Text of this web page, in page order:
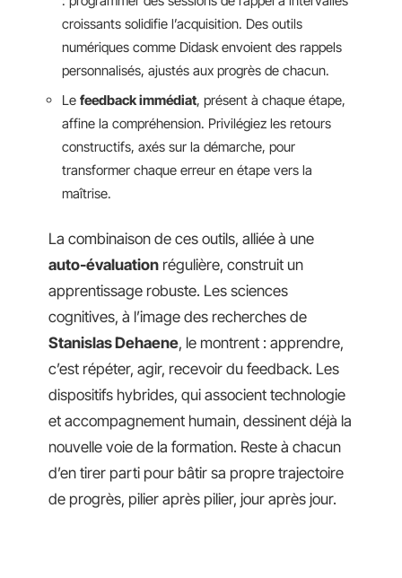
croissants solidifie l’acquisition. Des outils
numériques comme Didask envoient des rappels
personnalisés, ajustés aux progrès de chacun.
Le feedback immédiat, présent à chaque étape,
affine la compréhension. Privilégiez les retours
constructifs, axés sur la démarche, pour
transformer chaque erreur en étape vers la
maîtrise.
La combinaison de ces outils, alliée à une
auto-évaluation régulière, construit un
apprentissage robuste. Les sciences
cognitives, à l’image des recherches de
Stanislas Dehaene, le montrent : apprendre,
c’est répéter, agir, recevoir du feedback. Les
dispositifs hybrides, qui associent technologie
et accompagnement humain, dessinent déjà la
nouvelle voie de la formation. Reste à chacun
d’en tirer parti pour bâtir sa propre trajectoire
de progrès, pilier après pilier, jour après jour.